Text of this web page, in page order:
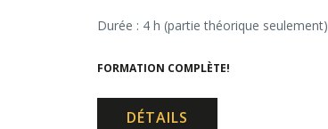
Durée : 4 h (partie théorique seulement)
FORMATION COMPLÈTE!
DÉTAILS